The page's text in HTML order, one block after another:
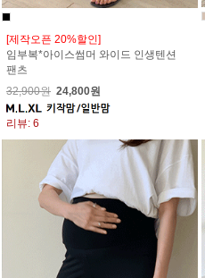
[제작오픈 20%할인]
임부복*아이스썸머 와이드 인생텐션
팬츠
32,900원 24,800원
리뷰: 6